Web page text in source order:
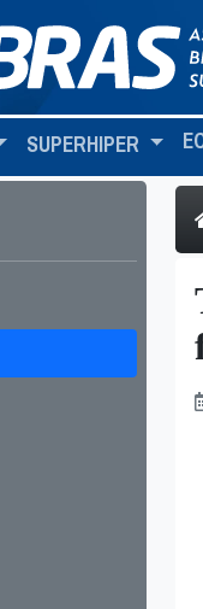
SUPERHIPER